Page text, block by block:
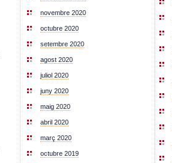
novembre 2020
octubre 2020
setembre 2020
agost 2020
juliol 2020
juny 2020
maig 2020
abril 2020
març 2020
octubre 2019